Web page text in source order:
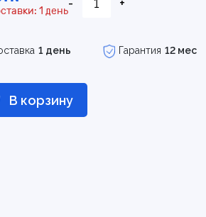
1 день
- +
1 день Гарантия 12 мес
В корзину